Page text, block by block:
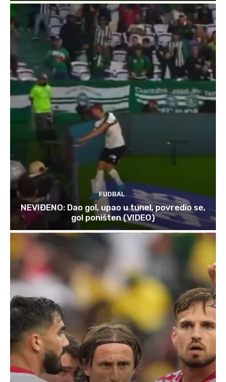
FUDBAL
NEVIĐENO: Dao gol, upao u tunel, povredio se,
gol poništen (VIDEO)